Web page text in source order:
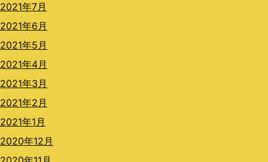
2021年7月
2021年6月
2021年5月
2021年4月
2021年3月
2021年2月
2021年1月
2020年12月